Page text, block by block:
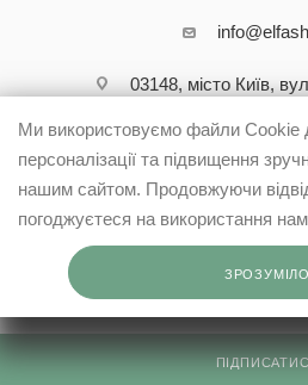
03148, місто Київ,
Ми використовуємо файли Cookie
персоналізації та підвищення
нашим сайтом. Продовжуючи
погоджуєтеся на використання
ЗРОЗУМІЛО